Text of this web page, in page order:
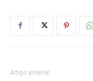
Artigo anterior